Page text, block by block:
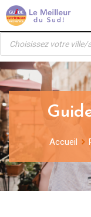
Panneau de gestion
Skip
to
content
Recherche
produits
Accueil